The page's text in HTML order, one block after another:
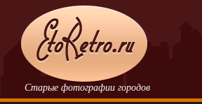
Старые фотографии городов